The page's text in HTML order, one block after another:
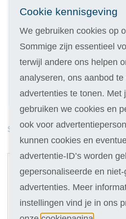
Inschrijven
Kies de variant die bij je
14 dagen vrijblijvend
Geld terug als je niet slaagt
Studieduur: 9 maanden
Cursus
599
1
Cookie kennisgeving
We gebruiken cookies op
Sommige zijn essentieel
terwijl andere ons helpen
analyseren, ons aanbod
advertenties te tonen. Met
gebruiken we cookies en
ook voor
kunnen cookies en
advertentie-ID’s worden
gepersonaliseerde en
advertenties. Meer
instellingen vind je in ons